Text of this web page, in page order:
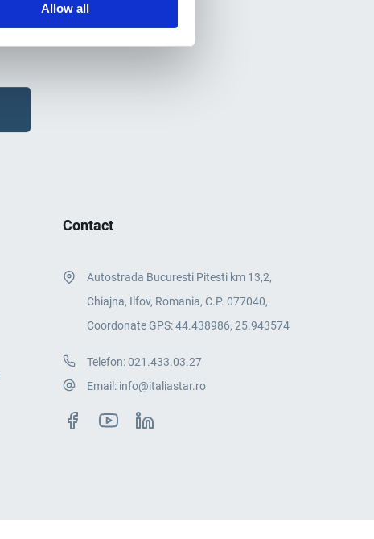
Allow all
Contact
Autostrada Bucuresti Pitesti km 13,2,
Chiajna, Ilfov, Romania, C.P. 077040,
Coordonate GPS: 44.438986, 25.943574
Telefon:021.433.03.27
Email: info@italiastar.ro